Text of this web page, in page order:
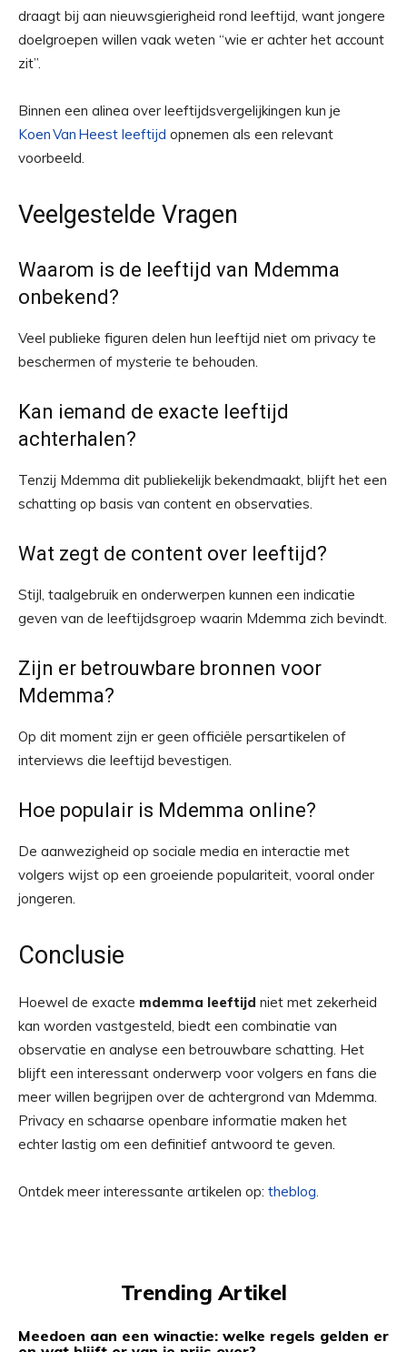
draagt bij aan nieuwsgierigheid rond leeftijd, want jongere
doelgroepen willen vaak weten “wie er achter het account
zit”.
Binnen een alinea over leeftijdsvergelijkingen kun je
Koen Van Heest leeftijd opnemen als een relevant
voorbeeld.
Veelgestelde Vragen
Waarom is de leeftijd van Mdemma
onbekend?
Veel publieke figuren delen hun leeftijd niet om privacy te
beschermen of mysterie te behouden.
Kan iemand de exacte leeftijd
achterhalen?
Tenzij Mdemma dit publiekelijk bekendmaakt, blijft het een
schatting op basis van content en observaties.
Wat zegt de content over leeftijd?
Stijl, taalgebruik en onderwerpen kunnen een indicatie
geven van de leeftijdsgroep waarin Mdemma zich bevindt.
Zijn er betrouwbare bronnen voor
Mdemma?
Op dit moment zijn er geen officiële persartikelen of
interviews die leeftijd bevestigen.
Hoe populair is Mdemma online?
De aanwezigheid op sociale media en interactie met
volgers wijst op een groeiende populariteit, vooral onder
jongeren.
Conclusie
Hoewel de exacte mdemma leeftijd niet met zekerheid
kan worden vastgesteld, biedt een combinatie van
observatie en analyse een betrouwbare schatting. Het
blijft een interessant onderwerp voor volgers en fans die
meer willen begrijpen over de achtergrond van Mdemma.
Privacy en schaarse openbare informatie maken het
echter lastig om een definitief antwoord te geven.
Ontdek meer interessante artikelen op: theblog.
Trending Artikel
Meedoen aan een winactie: welke regels gelden er